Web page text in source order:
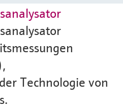
Technologie von